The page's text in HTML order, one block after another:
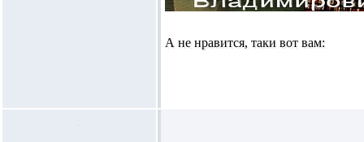
А не нравится, таки вот вам: